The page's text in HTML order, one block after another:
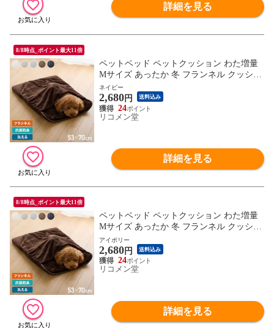
詳細を見る
8/8時点_ポイント最大11倍
ペットベッド ペットクッション わた増量
Mサイズ あったか 冬 フランネル クッショ
ン 布団 ペット布団 寝袋 抗菌防臭 低ホル
ムアルデヒド 洗えるベッド 犬 猫 ペット
ベッド おしゃれ 暖かい 保温
ネイビー
2,680円 送料込み
24
リコメン堂
詳細を見る
8/8時点_ポイント最大11倍
ペットベッド ペットクッション わた増量
Mサイズ あったか 冬 フランネル クッショ
ン 布団 ペット布団 寝袋 抗菌防臭 低ホル
ムアルデヒド 洗えるベッド 犬 猫 ペット
ベッド おしゃれ 暖かい 保温
アイボリー
2,680円 送料込み
24
リコメン堂
詳細を見る